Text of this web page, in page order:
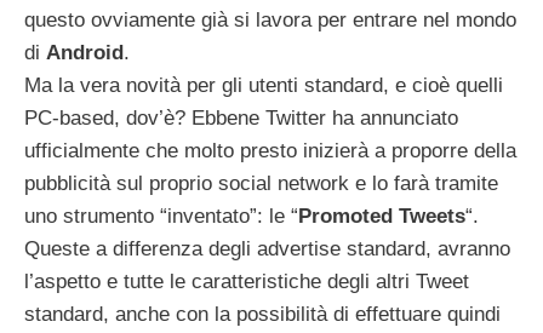
questo ovviamente già si lavora per entrare nel mondo
di Android.
Ma la vera novità per gli utenti standard, e cioè quelli
PC-based, dov’è? Ebbene Twitter ha annunciato
ufficialmente che molto presto inizierà a proporre della
pubblicità sul proprio social network e lo farà tramite
uno strumento “inventato”: le “Promoted Tweets“.
Queste a differenza degli advertise standard, avranno
l’aspetto e tutte le caratteristiche degli altri Tweet
standard, anche con la possibilità di effettuare quindi